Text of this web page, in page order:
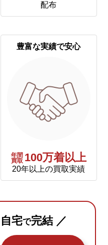
配布
豊富な実績で安心
年間
買取 100万着以上
20年以上の買取実績
自宅で完結 ／